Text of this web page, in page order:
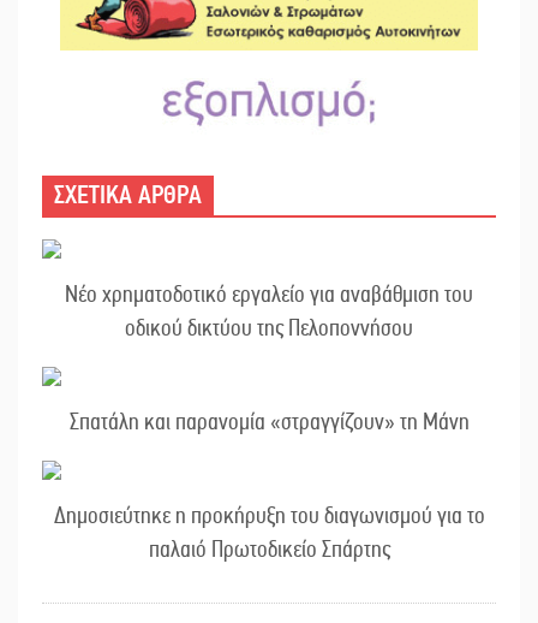
ΣΧΕΤΙΚΑ ΑΡΘΡΑ
Νέο χρηματοδοτικό εργαλείο για αναβάθμιση του
οδικού δικτύου της Πελοποννήσου
Σπατάλη και παρανομία «στραγγίζουν» τη Μάνη
Δημοσιεύτηκε η προκήρυξη του διαγωνισμού για το
παλαιό Πρωτοδικείο Σπάρτης